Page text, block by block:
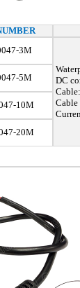
3M
DC
5M
10M
20M